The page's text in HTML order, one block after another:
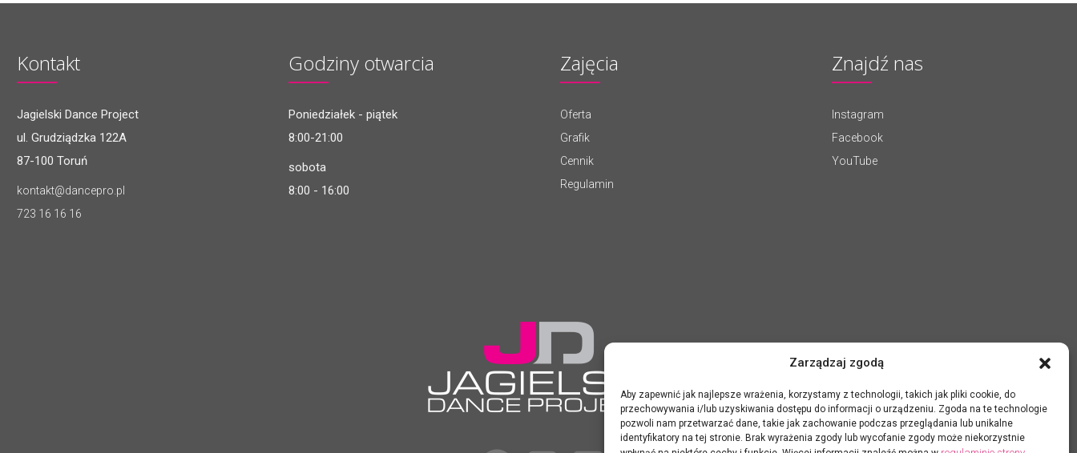
Zarządzaj zgodą
Aby zapewnić jak najlepsze wrażenia, korzystamy z technologii, takich jak pliki cookie, do
przechowywania i/lub uzyskiwania dostępu do informacji o urządzeniu. Zgoda na te technologie
pozwoli nam przetwarzać dane, takie jak zachowanie podczas przeglądania lub unikalne
identyfikatory na tej stronie. Brak wyrażenia zgody lub wycofanie zgody może niekorzystnie
Kontakt
Jagielski Dance Project
ul. Grudziądzka 122A
87-100 Toruń
kontakt@dancepro.pl
723 16 16 16
Godziny otwarcia
Poniedziałek - piątek
8:00-21:00
sobota
8:00 - 16:00
Zajęcia
Oferta
Grafik
Cennik
Regulamin
Znajdź nas
Instagram
Facebook
YouTube